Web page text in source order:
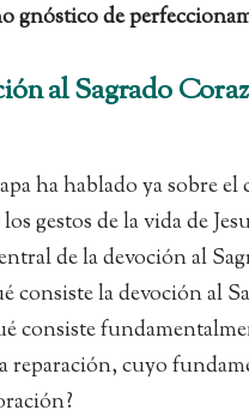
gnóstico de
al Sagrado
ha hablado ya sobre el
gestos de la vida de
de la devoción al
consiste la devoción al
consiste
reparación, cuyo